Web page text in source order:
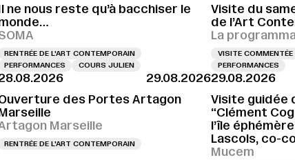
ne nous reste qu’à bacchiser le
RENTRÉE DE L'ART CONTEMPORAIN
PERFORMANCES
COURS JULIEN
Visite du
de l’Art
La
VISITE COMMENTÉE
PERFORMANCES
29.08.2026
des Portes Artagon
Marseille
RENTRÉE DE L'ART CONTEMPORAIN
29.08.2026
Visite guidée
“Clément
l’île
Lascols, co-
Mucem